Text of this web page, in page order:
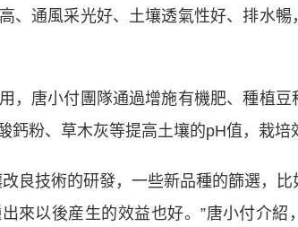
、通風采光好、土壤透氣性好、排水
唐小付團隊通過增施有機肥、種植豆
鈣粉、草木灰等提高土壤的pH值，栽培
技術的研發，一些新品種的篩選，比
來以後産生的效益也好。”唐小付介紹